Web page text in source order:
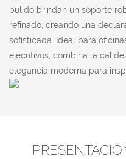
pulido brindan un soporte
refinado, creando una
sofisticada. Ideal para
ejecutivos, combina la
elegancia moderna para